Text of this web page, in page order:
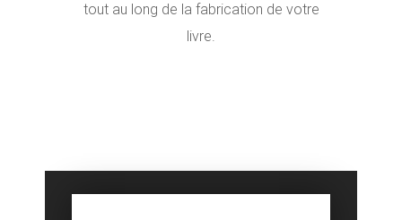
tout au long de la fabrication de votre
livre.